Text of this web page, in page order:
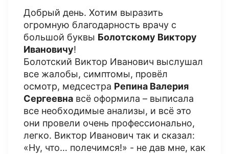
Добрый день. Хотим выразить
огромную благодарность врачу с
большой буквы Болотскому Виктору
Ивановичу!
Болотский Виктор Иванович выслушал
все жалобы, симптомы, провёл
осмотр, медсестра Репина Валерия
Сергеевна всё оформила – выписала
все необходимые анализы, и всё это
они провели очень профессионально,
легко. Виктор Иванович так и сказал:
«Ну, что… полечимся!» - не дав мне, как